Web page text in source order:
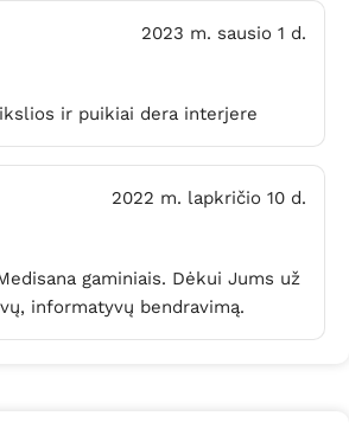
2023 m. sausio 1 d.
ir puikiai dera interjere
2022 m. lapkričio 10 d.
gaminiais. Dėkui Jums už
informatyvų bendravimą.